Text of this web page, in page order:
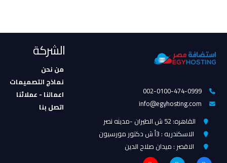
002-0100-474-0999
info@egyhosting.com
القاهره: 52 ش الطيران -مدينه نصر
الاسكندريه : 3أ ش دكتور مورسيون
الاقصر : ميدان صلاح الدين
الشركة
من نحن
نماذج التصميمات
اعمالنا - عملائنا
اتصل بنا